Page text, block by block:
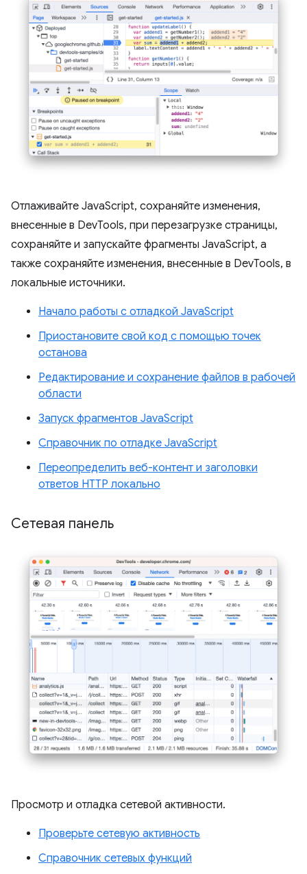
Отлаживайте JavaScript, сохраняйте изменения,
внесенные в DevTools, при перезагрузке страницы,
сохраняйте и запускайте фрагменты JavaScript, а
также сохраняйте изменения, внесенные в DevTools, в
локальные источники.
Начало работы с отладкой JavaScript
Приостановите свой код с помощью точек
останова
Редактирование и сохранение файлов в рабочей
области
Запуск фрагментов JavaScript
Справочник по отладке JavaScript
Переопределить веб-контент и заголовки
ответов HTTP локально
Сетевая панель
Просмотр и отладка сетевой активности.
Проверьте сетевую активность
Справочник сетевых функций